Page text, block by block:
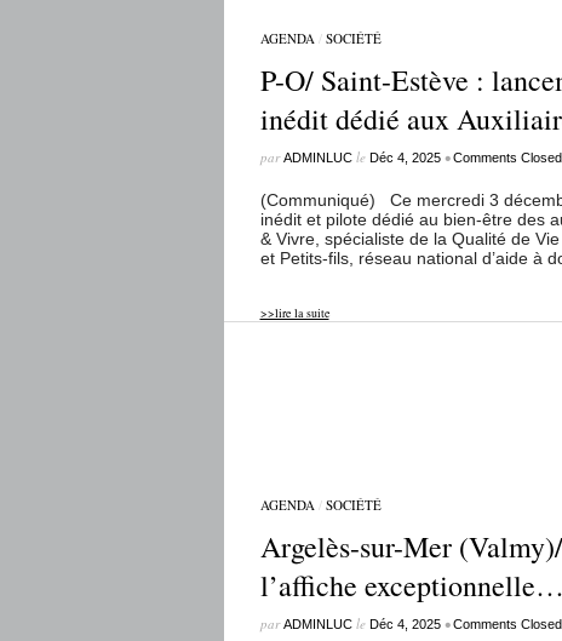
AGENDA/ SOCIÉTÉ
P-O/ Saint-Estève :
inédit dédié aux
parADMINLUCle Déc 4, 2025 •Comments Closed
(Communiqué) Ce mercredi 3
inédit et pilote dédié au bien-être des
& Vivre, spécialiste de la Qualité de
et Petits-fils, réseau national d’aide à
>>lire la suite
AGENDA/ SOCIÉTÉ
Argelès-sur-Mer
l’affiche
parADMINLUCle Déc 4, 2025 •Comments Closed